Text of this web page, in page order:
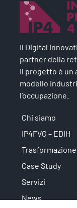
Il Digital
partner della
Il progetto è un
modello
l’occupazione.
Chi siamo
IP4FVG – EDIH
Case Study
Servizi
News